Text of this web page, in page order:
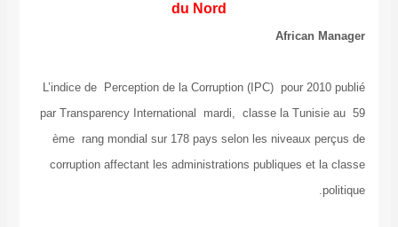
du Nord
African Manager
L’indice de Perception de la Corruption (IPC) pour 2010 publié
par Transparency International mardi, classe la Tunisie au 59
ème rang mondial sur 178 pays selon les niveaux perçus de
corruption affectant les administrations publiques et la classe
politique.